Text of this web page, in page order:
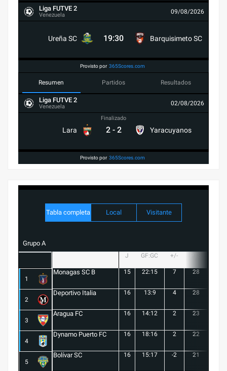
Liga FUTVE 2
Venezuela 09/08/2026
Ureña SC 19:30 Barquisimeto SC
Provisto por 365Scores.com
Resumen Partidos Resultados
Liga FUTVE 2
Venezuela 02/08/2026
Lara
Finalizado
2 - 2 Yaracuyanos
Provisto por 365Scores.com
Tabla completa Local Visitante
Grupo A
J GF:GC +/-
1
Monagas SC B 15 22:15 7 28
2
Deportivo Italia 16 13:9 4 28
3
Aragua FC 16 14:12 2 23
4
Dynamo Puerto FC 16 18:16 2 22
5
Bolívar SC 16 15:17 -2 21